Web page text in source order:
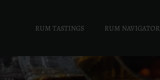
RUM TASTINGS RUM NAVIGATOR